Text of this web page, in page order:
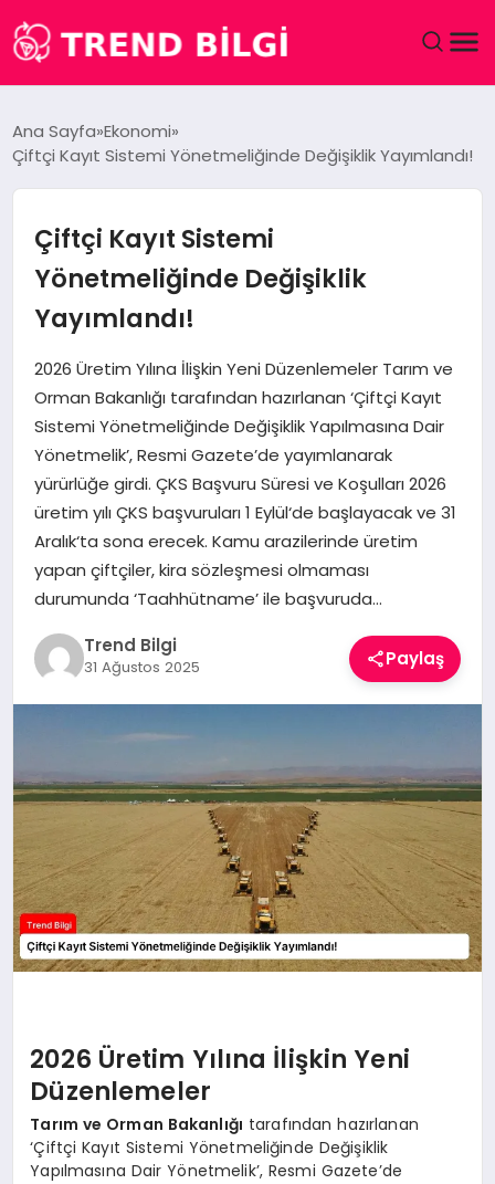
DÜNYA
EĞITIM
EKONOMI
SAĞLIK
SPOR
TEKNOLOJI
YAŞAM
Ana Sayfa Ekonomi
Çiftçi Kayıt Sistemi Yönetmeliğinde Değişiklik Yayımlandı!
Çiftçi Kayıt Sistemi
Yönetmeliğinde Değişiklik
Yayımlandı!
2026 Üretim Yılına İlişkin Yeni Düzenlemeler Tarım ve
Orman Bakanlığı tarafından hazırlanan ‘Çiftçi Kayıt
Sistemi Yönetmeliğinde Değişiklik Yapılmasına Dair
Yönetmelik’, Resmi Gazete’de yayımlanarak
yürürlüğe girdi. ÇKS Başvuru Süresi ve Koşulları 2026
üretim yılı ÇKS başvuruları 1 Eylül‘de başlayacak ve 31
Aralık‘ta sona erecek. Kamu arazilerinde üretim
yapan çiftçiler, kira sözleşmesi olmaması
durumunda ‘Taahhütname’ ile başvuruda…
Trend Bilgi
31 Ağustos 2025 Paylaş
2026 Üretim Yılına İlişkin Yeni
Düzenlemeler
Tarım ve Orman Bakanlığı tarafından hazırlanan
‘Çiftçi Kayıt Sistemi Yönetmeliğinde Değişiklik
Yapılmasına Dair Yönetmelik’, Resmi Gazete’de